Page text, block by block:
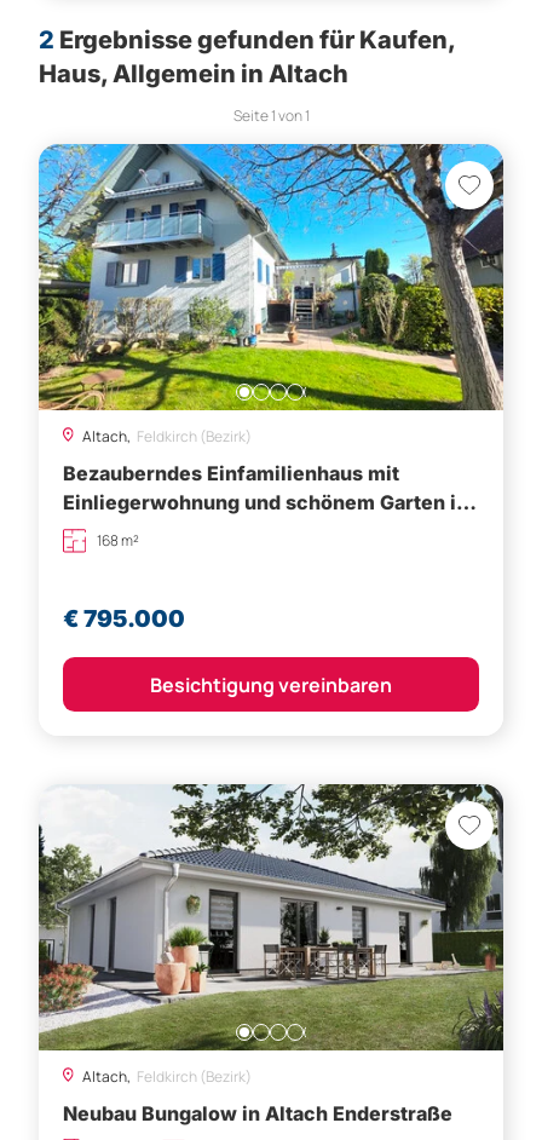
2 Ergebnisse gefunden für Kaufen,
Haus, Allgemein in Altach
Seite1von1
Altach, Feldkirch (Bezirk)
Bezauberndes Einfamilienhaus mit
Einliegerwohnung und schönem Garten in
zentraler Lage von Altach!
168 m²
€ 795.000
Besichtigung vereinbaren
Altach, Feldkirch (Bezirk)
Neubau Bungalow in Altach Enderstraße